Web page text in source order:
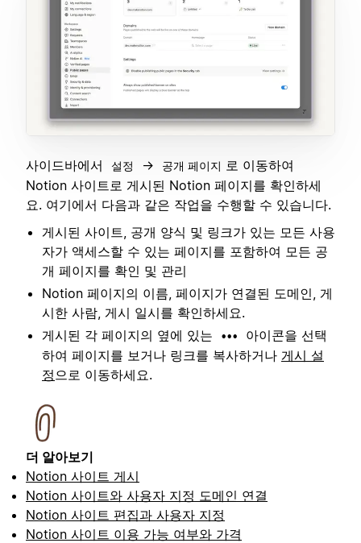
사이드바에서 설정 → 공개 페이지 로 이동하여
Notion 사이트로 게시된 Notion 페이지를 확인하세
요. 여기에서 다음과 같은 작업을 수행할 수 있습니다.
게시된 사이트, 공개 양식 및 링크가 있는 모든 사용
자가 액세스할 수 있는 페이지를 포함하여 모든 공
개 페이지를 확인 및 관리
Notion 페이지의 이름, 페이지가 연결된 도메인, 게
시한 사람, 게시 일시를 확인하세요.
게시된 각 페이지의 옆에 있는
•••
아이콘을 선택
하여 페이지를 보거나 링크를 복사하거나 게시 설
정으로 이동하세요.
더 알아보기
Notion 사이트 게시
Notion 사이트와 사용자 지정 도메인 연결
Notion 사이트 편집과 사용자 지정
Notion 사이트 이용 가능 여부와 가격